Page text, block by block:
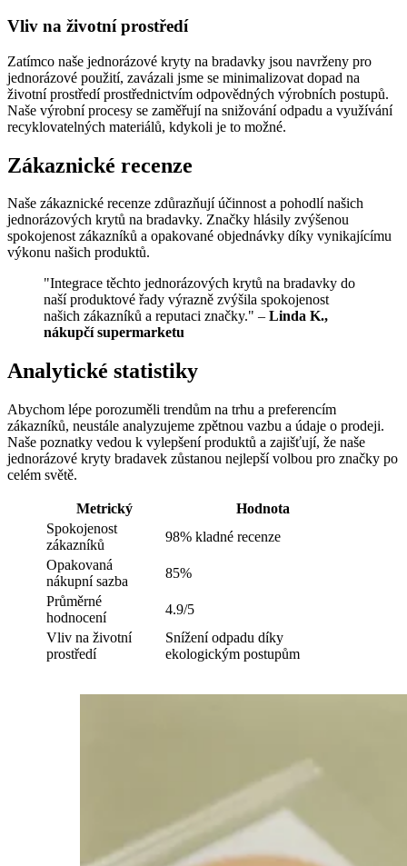
Vliv na životní prostředí
Zatímco naše jednorázové kryty na bradavky jsou navrženy pro
jednorázové použití, zavázali jsme se minimalizovat dopad na
životní prostředí prostřednictvím odpovědných výrobních postupů.
Naše výrobní procesy se zaměřují na snižování odpadu a využívání
recyklovatelných materiálů, kdykoli je to možné.
Zákaznické recenze
Naše zákaznické recenze zdůrazňují účinnost a pohodlí našich
jednorázových krytů na bradavky. Značky hlásily zvýšenou
spokojenost zákazníků a opakované objednávky díky vynikajícímu
výkonu našich produktů.
"Integrace těchto jednorázových krytů na bradavky do
naší produktové řady výrazně zvýšila spokojenost
našich zákazníků a reputaci značky." – Linda K.,
nákupčí supermarketu
Analytické statistiky
Abychom lépe porozuměli trendům na trhu a preferencím
zákazníků, neustále analyzujeme zpětnou vazbu a údaje o prodeji.
Naše poznatky vedou k vylepšení produktů a zajišťují, že naše
jednorázové kryty bradavek zůstanou nejlepší volbou pro značky po
celém světě.
Metrický
Hodnota
Spokojenost
zákazníků
98% kladné recenze
Opakovaná
nákupní sazba
85%
Průměrné
hodnocení
4.9/5
Vliv na životní
prostředí
Snížení odpadu díky
ekologickým postupům